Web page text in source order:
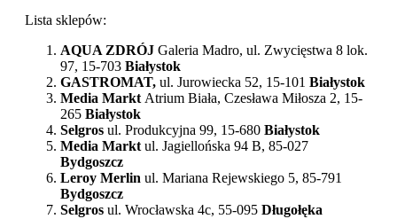
Lista sklepów:
AQUA ZDRÓJ Galeria Madro, ul. Zwycięstwa 8 lok.
97, 15-703 Białystok
GASTROMAT, ul. Jurowiecka 52, 15-101 Białystok
Media Markt Atrium Biała, Czesława Miłosza 2, 15-
265 Białystok
Selgros ul. Produkcyjna 99, 15-680 Białystok
Media Markt ul. Jagiellońska 94 B, 85-027
Bydgoszcz
Leroy Merlin ul. Mariana Rejewskiego 5, 85-791
Bydgoszcz
Selgros ul. Wrocławska 4c, 55-095 Długołęka